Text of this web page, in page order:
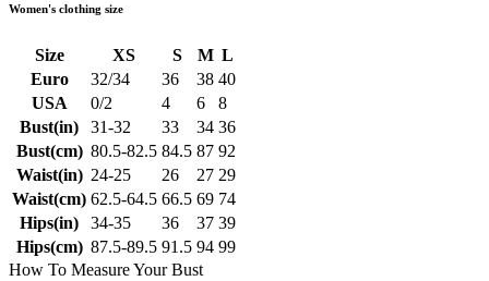
Women's clothing size
Size XS S M L
Euro
32/34 36 38 40
USA
0/2 4 6
8
Bust(in)
31-32 33 34 36
Bust(cm) 80.5-82.5 84.5 87 92
Waist(in) 24-25 26 27 29
Waist(cm) 62.5-64.5 66.5 69 74
Hips(in)
34-35 36 37 39
Hips(cm) 87.5-89.5 91.5 94 99
How To Measure Your Bust